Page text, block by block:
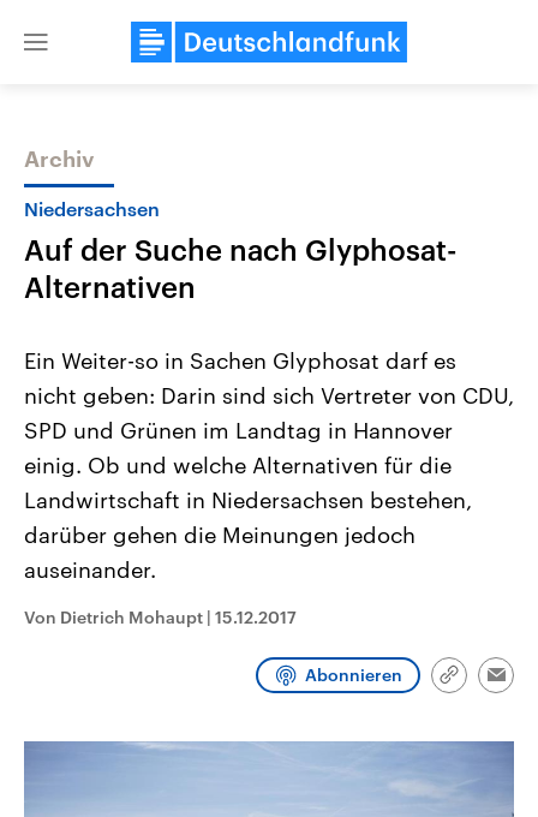
Close
Themen
Landtagswahl Sachsen-Anhalt
2026
Alle Informationen
Sachsen-Anhalt wählt am 6.
September 2026 einen neuen
Landtag. Seit 2021 wird das
Bundesland von einer Koalition aus
CDU, SPD und FDP regiert.-
Umfragen, Prognosen,
und Hintergründe zu den Parteien
und Kandidaten der anstehenden
USA
Aktuelle Beiträge,
Hintergründe
Wirtschaftlich und
gehören die Vereinigten
den mächtigsten Ländern
mit großem Einfluss auf
aktuelle Weltgeschehen.
Sendungen Programm
Archiv
Niedersachsen
Auf der Suche nach Glyphosat-
Alternativen
Ein Weiter-so in Sachen Glyphosat darf es
nicht geben: Darin sind sich Vertreter von CDU,
SPD und Grünen im Landtag in Hannover
einig. Ob und welche Alternativen für die
Landwirtschaft in Niedersachsen bestehen,
darüber gehen die Meinungen jedoch
auseinander.
Von Dietrich Mohaupt | 15.12.2017
Abonnieren
Link